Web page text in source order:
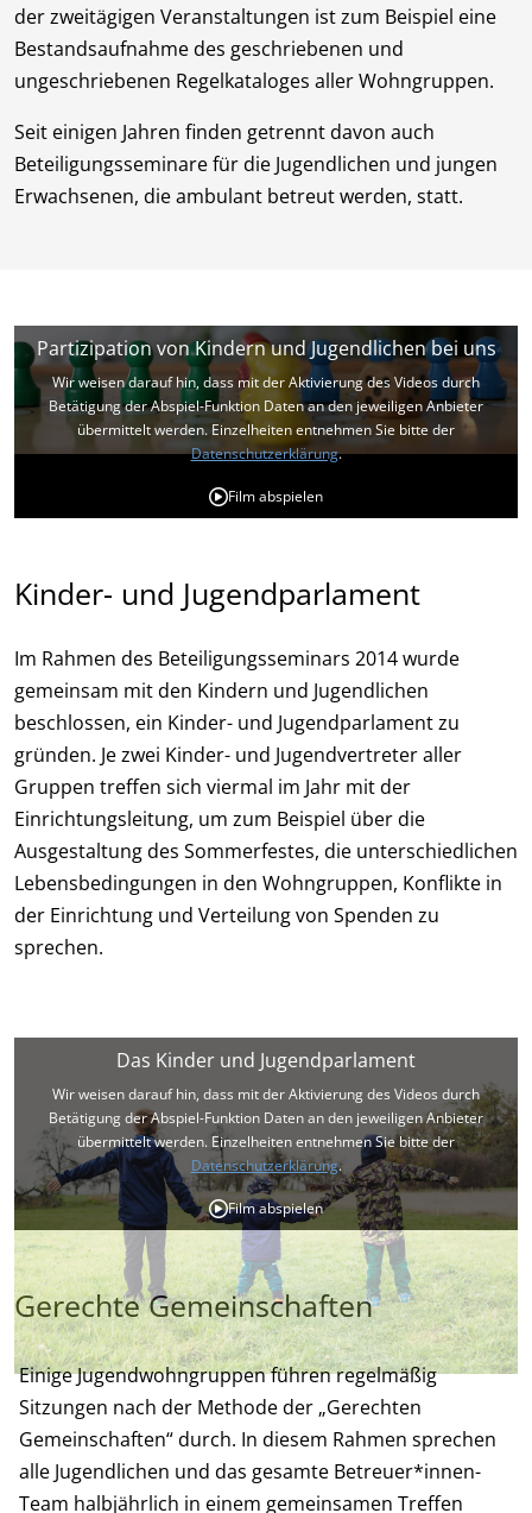
der zweitägigen Veranstaltungen ist zum Beispiel eine
Bestandsaufnahme des geschriebenen und
ungeschriebenen Regelkataloges aller Wohngruppen.
Seit einigen Jahren finden getrennt davon auch
Beteiligungsseminare für die Jugendlichen und jungen
Erwachsenen, die ambulant betreut werden, statt.
Partizipation von Kindern und Jugendlichen bei uns
Wir weisen darauf hin, dass mit der Aktivierung des Videos durch
Betätigung der Abspiel-Funktion Daten an den jeweiligen Anbieter
übermittelt werden. Einzelheiten entnehmen Sie bitte der
Datenschutzerklärung.
Film abspielen
Kinder- und Jugendparlament
Im Rahmen des Beteiligungsseminars 2014 wurde
gemeinsam mit den Kindern und Jugendlichen
beschlossen, ein Kinder- und Jugendparlament zu
gründen. Je zwei Kinder- und Jugendvertreter aller
Gruppen treffen sich viermal im Jahr mit der
Einrichtungsleitung, um zum Beispiel über die
Ausgestaltung des Sommerfestes, die unterschiedlichen
Lebensbedingungen in den Wohngruppen, Konflikte in
der Einrichtung und Verteilung von Spenden zu
sprechen.
Das Kinder und Jugendparlament
Wir weisen darauf hin, dass mit der Aktivierung des Videos durch
Betätigung der Abspiel-Funktion Daten an den jeweiligen Anbieter
übermittelt werden. Einzelheiten entnehmen Sie bitte der
Datenschutzerklärung.
Film abspielen
Gerechte Gemeinschaften
Einige Jugendwohngruppen führen regelmäßig
Sitzungen nach der Methode der „Gerechten
Gemeinschaften“ durch. In diesem Rahmen sprechen
alle Jugendlichen und das gesamte Betreuer*innen-
Team halbjährlich in einem gemeinsamen Treffen